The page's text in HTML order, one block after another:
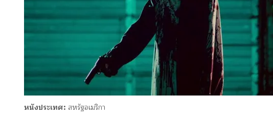
หนังประเทศ: สหรัฐอเมริกา